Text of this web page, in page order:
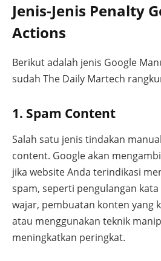
Jenis-Jenis Penalty
Actions
Berikut adalah jenis Google
sudah The Daily Martech
1. Spam Content
Salah satu jenis tindakan
content. Google akan
jika website Anda terindikasi
spam, seperti pengulangan
wajar, pembuatan konten yang
atau menggunakan teknik
meningkatkan peringkat.